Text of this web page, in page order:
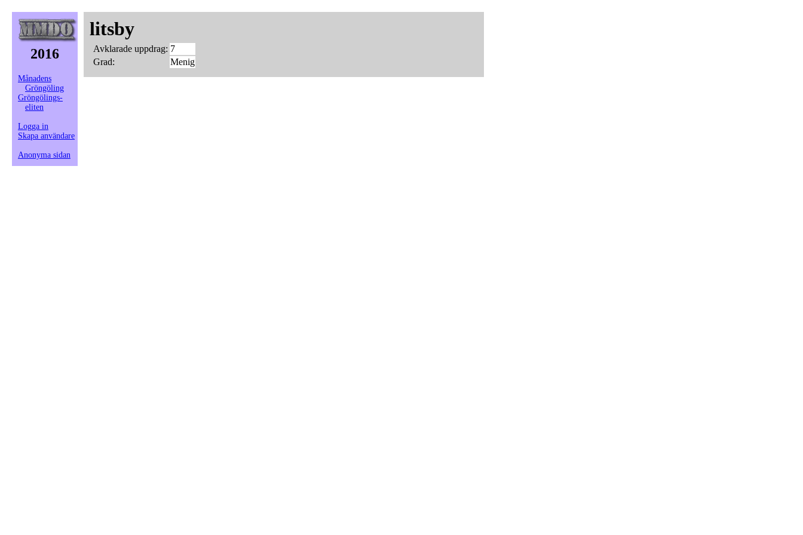
2016
Månadens
Gröngöling
Gröngölings-
eliten
Logga in
Skapa användare
Anonyma sidan
litsby
Avklarade uppdrag: 7
Grad:
Menig